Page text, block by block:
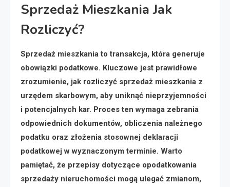
Sprzedaż Mieszkania Jak
Rozliczyć?
Sprzedaż mieszkania to transakcja, która generuje
obowiązki podatkowe. Kluczowe jest prawidłowe
zrozumienie, jak rozliczyć sprzedaż mieszkania z
urzędem skarbowym, aby uniknąć nieprzyjemności
i potencjalnych kar. Proces ten wymaga zebrania
odpowiednich dokumentów, obliczenia należnego
podatku oraz złożenia stosownej deklaracji
podatkowej w wyznaczonym terminie. Warto
pamiętać, że przepisy dotyczące opodatkowania
sprzedaży nieruchomości mogą ulegać zmianom,